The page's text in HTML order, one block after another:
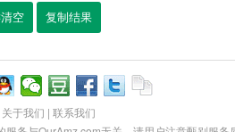
空 复制结果
关于我们 | 联系我们